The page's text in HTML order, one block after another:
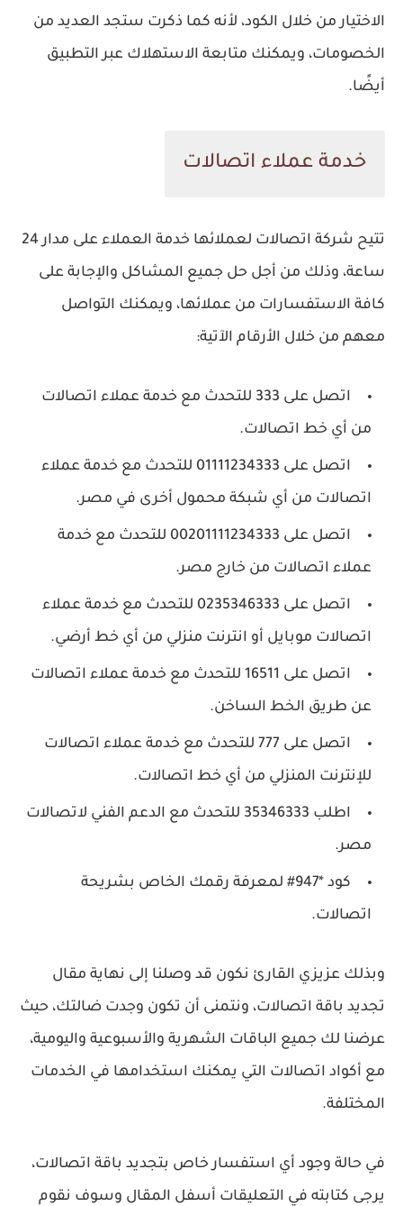
الاختيار من خلال الكود، لأنه كما ذكرت ستجد العديد من
الخصومات، ويمكنك متابعة الاستهلاك عبر التطبيق
أيضًا.
خدمة عملاء اتصالات
تتيح شركة اتصالات لعملائها خدمة العملاء على مدار 24
ساعة، وذلك من أجل حل جميع المشاكل والإجابة على
كافة الاستفسارات من عملائها، ويمكنك التواصل
معهم من خلال الأرقام الآتية:
اتصل على 333 للتحدث مع خدمة عملاء اتصالات
من أي خط اتصالات.
اتصل على 01111234333 للتحدث مع خدمة عملاء
اتصالات من أي شبكة محمول أخرى في مصر.
اتصل على 00201111234333 للتحدث مع خدمة
عملاء اتصالات من خارج مصر.
اتصل على 0235346333 للتحدث مع خدمة عملاء
اتصالات موبايل أو انترنت منزلي من أي خط أرضي.
اتصل على 16511 للتحدث مع خدمة عملاء اتصالات
عن طريق الخط الساخن.
اتصل على 777 للتحدث مع خدمة عملاء اتصالات
للإنترنت المنزلي من أي خط اتصالات.
اطلب 35346333 للتحدث مع الدعم الفني لاتصالات
مصر.
كود *947# لمعرفة رقمك الخاص بشريحة
اتصالات.
وبذلك عزيزي القارئ نكون قد وصلنا إلى نهاية مقال
تجديد باقة اتصالات، ونتمنى أن تكون وجدت ضالتك، حيث
عرضنا لك جميع الباقات الشهرية والأسبوعية واليومية،
مع أكواد اتصالات التي يمكنك استخدامها في الخدمات
المختلفة.
في حالة وجود أي استفسار خاص بتجديد باقة اتصالات،
يرجى كتابته في التعليقات أسفل المقال وسوف نقوم